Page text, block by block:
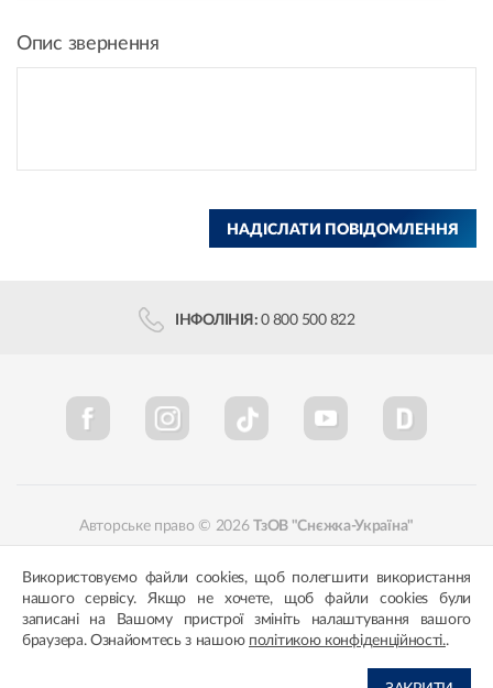
Опис звернення
НАДІСЛАТИ ПОВІДОМЛЕННЯ
ІНФОЛІНІЯ: 0 800 500 822
Авторське право © 2026ТзОВ "Снєжка-Україна"
Політика конфіденційності Відповідність кольорів
Використовуємо файли cookies, щоб полегшити використання
нашого сервісу. Якщо не хочете, щоб файли cookies були
записані на Вашому пристрої змініть налаштування вашого
браузера. Ознайомтесь з нашою політикою конфіденційності..